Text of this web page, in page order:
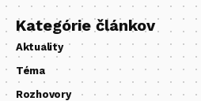
Kategórie článkov
Aktuality
Téma
Rozhovory